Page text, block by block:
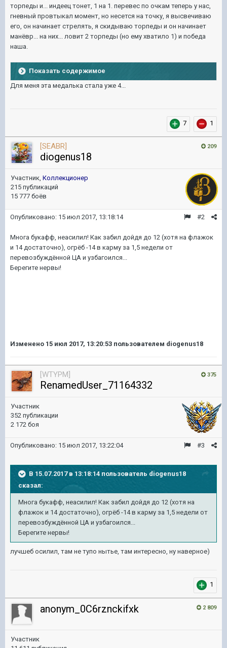
торпеды и... индеец тонет, 1 на 1. перевес по очкам теперь у нас,
гневный провтыкал момент, но несется на точку, я высвечиваю
его, он начинает стрелять, я скидываю торпеды и он начинает
манёвр... на них... ловит 2 торпеды (но ему хватило 1) и победа
наша.
Показать содержимое
Для меня эта медалька стала уже 4...
7 1
209
[SEABR]
diogenus18
Участник, Коллекционер
215 публикаций
15 777 боёв
#2
Опубликовано: 15 июл 2017, 13:18:14
Многа букафф, неасилил! Как забил дойдя до 12 (хотя на флажок
и 14 достаточно), огрёб -14 в карму за 1,5 недели от
перевозбуждённой ЦА и узбагоился...
Берегите нервы!
Изменено 15 июл 2017, 13:20:53 пользователем diogenus18
375
[WTYPM]
RenamedUser_71164332
Участник
352 публикации
2 172 боя
#3
Опубликовано: 15 июл 2017, 13:22:04
В 15.07.2017 в 13:18:14 пользователь diogenus18
сказал:
Многа букафф, неасилил! Как забил дойдя до 12 (хотя на
флажок и 14 достаточно), огрёб -14 в карму за 1,5 недели от
перевозбуждённой ЦА и узбагоился...
Берегите нервы!
лучшеб осилил, там не тупо нытье, там интересно, ну наверное)
1
2 809
anonym_0C6rznckifxk
Участник